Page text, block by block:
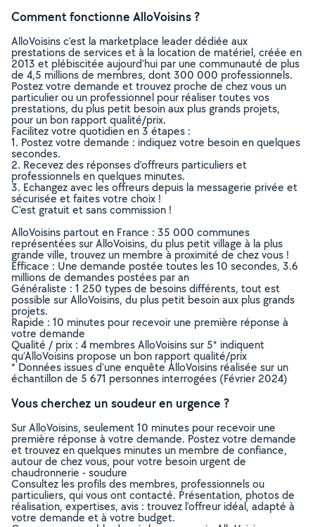
Comment fonctionne AlloVoisins ?
AlloVoisins c’est la marketplace leader dédiée aux
prestations de services et à la location de matériel, créée en
2013 et plébiscitée aujourd’hui par une communauté de plus
de 4,5 millions de membres, dont 300 000 professionnels.
Postez votre demande et trouvez proche de chez vous un
particulier ou un professionnel pour réaliser toutes vos
prestations, du plus petit besoin aux plus grands projets,
pour un bon rapport qualité/prix.
Facilitez votre quotidien en 3 étapes :
1. Postez votre demande : indiquez votre besoin en quelques
secondes.
2. Recevez des réponses d’offreurs particuliers et
professionnels en quelques minutes.
3. Echangez avec les offreurs depuis la messagerie privée et
sécurisée et faites votre choix !
C’est gratuit et sans commission !
AlloVoisins partout en France : 35 000 communes
représentées sur AlloVoisins, du plus petit village à la plus
grande ville, trouvez un membre à proximité de chez vous !
Efficace : Une demande postée toutes les 10 secondes, 3.6
millions de demandes postées par an
Généraliste : 1 250 types de besoins différents, tout est
possible sur AlloVoisins, du plus petit besoin aux plus grands
projets.
Rapide : 10 minutes pour recevoir une première réponse à
votre demande
Qualité / prix : 4 membres AlloVoisins sur 5* indiquent
qu’AlloVoisins propose un bon rapport qualité/prix
* Données issues d’une enquête AlloVoisins réalisée sur un
échantillon de 5 671 personnes interrogées (Février 2024)
Vous cherchez un soudeur en urgence ?
Sur AlloVoisins, seulement 10 minutes pour recevoir une
première réponse à votre demande. Postez votre demande
et trouvez en quelques minutes un membre de confiance,
autour de chez vous, pour votre besoin urgent de
chaudronnerie - soudure
Consultez les profils des membres, professionnels ou
particuliers, qui vous ont contacté. Présentation, photos de
réalisation, expertises, avis : trouvez l'offreur idéal, adapté à
votre demande et à votre budget.